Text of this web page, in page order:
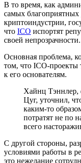
В то время, как
самых благоприятных
криптоиндустрии,
что ICO испортят
своей непрозрачности.
Основная проблема,
том, что ICO-проекты
к его основателям.
Хайнц Тэннлер,
Цуг, уточнил,
каким-то
потратят не по
всего
С другой стороны,
условиями работы в
это нежелание